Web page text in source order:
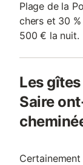
Plage de la
chers et 30
500 € la nuit.
Les
Saire